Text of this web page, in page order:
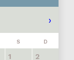
›
S D
1
2